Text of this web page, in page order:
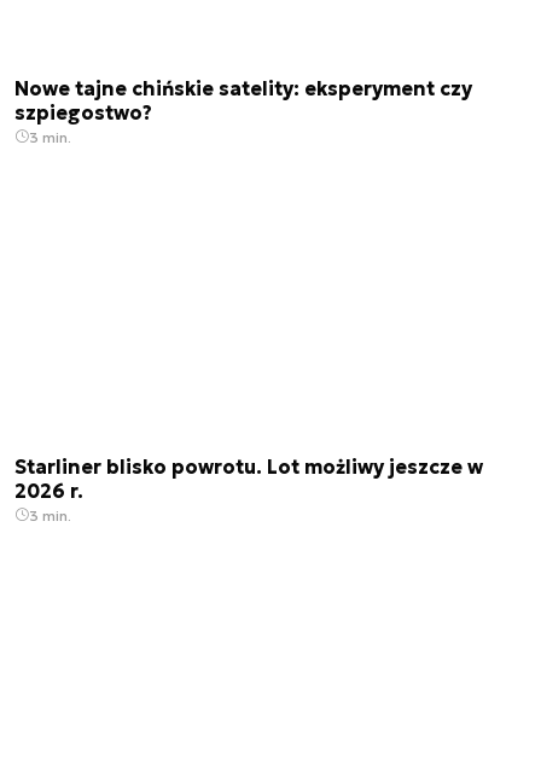
Nowe tajne chińskie satelity: eksperyment czy
szpiegostwo?
3 min.
Starliner blisko powrotu. Lot możliwy jeszcze w
2026 r.
3 min.